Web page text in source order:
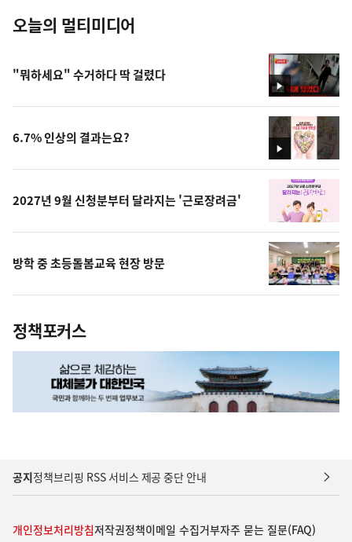
오늘의 멀티미디어
영
상
"뭐하세요" 수거하다 딱 걸렸다
영
상
6.7% 인상의 결과는요?
2027년 9월 신청분부터 달라지는 '근로장려금'
방학 중 초등돌봄교육 현장 방문
정책포커스
공지정책브리핑 RSS 서비스 제공 중단 안내
개인정보처리방침저작권정책이메일 수집거부자주 묻는 질문(FAQ)